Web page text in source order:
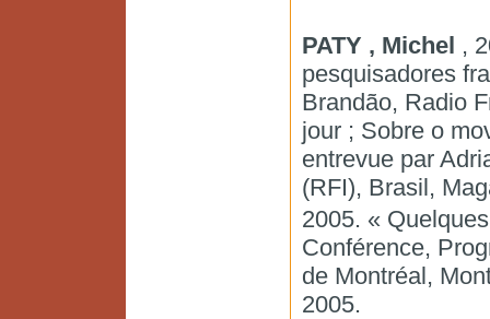
PATY , Michel ,
pesquisadores
Brandão, Radio
jour ; Sobre o
entrevue par
(RFI), Brasil,
2005. «
Conférence,
de Montréal,
2005.